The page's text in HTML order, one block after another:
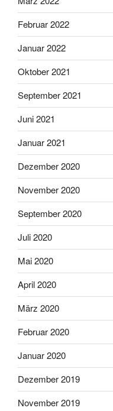
Februar 2022
Januar 2022
Oktober 2021
September 2021
Juni 2021
Januar 2021
Dezember 2020
November 2020
September 2020
Juli 2020
Mai 2020
April 2020
März 2020
Februar 2020
Januar 2020
Dezember 2019
November 2019